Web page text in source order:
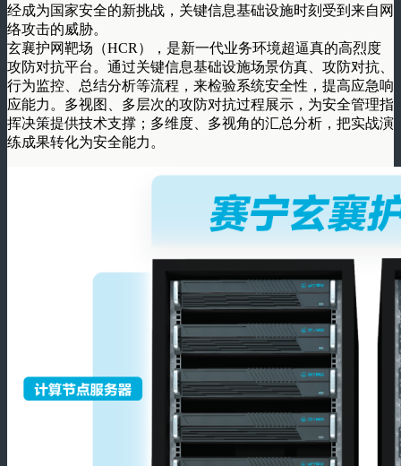
经成为国家安全的新挑战，关键信息基础设施时刻受到来自网
络攻击的威胁。
玄襄护网靶场（HCR），是新一代业务环境超逼真的高烈度
攻防对抗平台。通过关键信息基础设施场景仿真、攻防对抗、
行为监控、总结分析等流程，来检验系统安全性，提高应急响
应能力。多视图、多层次的攻防对抗过程展示，为安全管理指
挥决策提供技术支撑；多维度、多视角的汇总分析，把实战演
练成果转化为安全能力。